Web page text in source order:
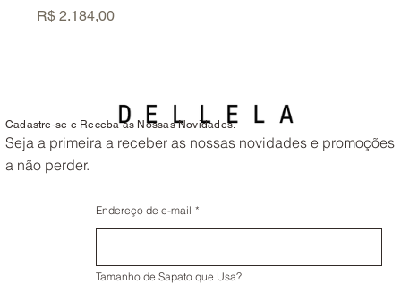
Preço
R$ 2.184,00
Cadastre-se e Receba as Nossas Novidades.
Seja a primeira a receber as nossas novidades e promoções
a não perder.
Endereço de e-mail *
Tamanho de Sapato que Usa?